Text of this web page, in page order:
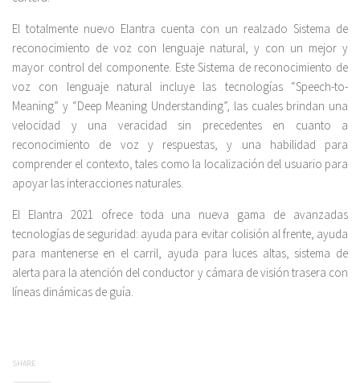
El totalmente nuevo Elantra cuenta con un realzado Sistema de
reconocimiento de voz con lenguaje natural, y con un mejor y
mayor control del componente. Este Sistema de reconocimiento de
voz con lenguaje natural incluye las tecnologías “Speech-to-
Meaning” y “Deep Meaning Understanding”, las cuales brindan una
velocidad y una veracidad sin precedentes en cuanto a
reconocimiento de voz y respuestas, y una habilidad para
comprender el contexto, tales como la localización del usuario para
apoyar las interacciones naturales.
El Elantra 2021 ofrece toda una nueva gama de avanzadas
tecnologías de seguridad: ayuda para evitar colisión al frente, ayuda
para mantenerse en el carril, ayuda para luces altas, sistema de
alerta para la atención del conductor y cámara de visión trasera con
líneas dinámicas de guía.
SHARE